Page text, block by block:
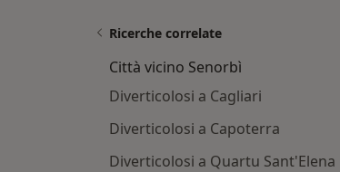
Ricerche correlate
Città vicino Senorbì
Diverticolosi a Cagliari
Diverticolosi a Capoterra
Diverticolosi a Quartu Sant'Elena